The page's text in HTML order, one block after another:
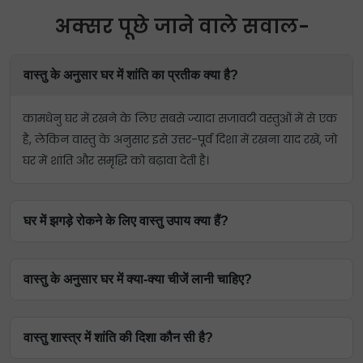
अक्सर पूछे जाने वाले सवाल-
वास्तु के अनुसार घर में शांति का प्रतीक क्या है?
कामधेनु घर में रखने के लिए सबसे ज्यादा सजावटी वस्तुओं में से एक
है, लेकिन वास्तु के अनुसार इसे उत्तर-पूर्व दिशा में रखना याद रखें, जो
घर में शांति और समृद्धि को बढ़ावा देती है।
घर में झगड़े रोकने के लिए वास्तु उपाय क्या हैं?
ध्यान रखें कि दिन में कम से कम एक बार साथ में खाना खाने से
वास्तु के अनुसार घर में क्या-क्या चीजें लानी चाहिए?
सजावटी सामान और गर्म, चमकदार रोशनी कुछ छोटी लेकिन
वास्तु शास्त्र में शांति की दिशा कौन सी है?